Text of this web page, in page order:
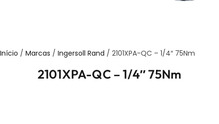
Início / Marcas / Ingersoll Rand / 2101XPA-QC – 1/4″ 75Nm
2101XPA-QC – 1/4″ 75Nm